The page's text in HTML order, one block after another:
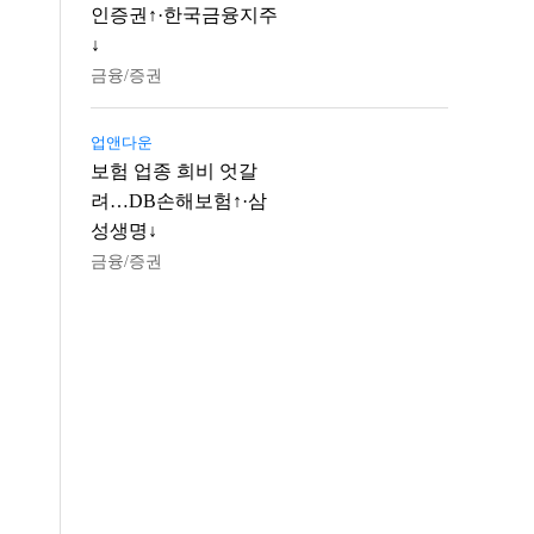
인증권↑·한국금융지주
↓
금융/증권
업앤다운
보험 업종 희비 엇갈
려…DB손해보험↑·삼
성생명↓
금융/증권